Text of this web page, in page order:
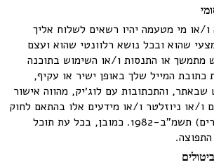
ו/או מי מטעמה יהיו רשאים לשלוח אליך
שהוא ובכל נושא רלוונטי שהוא ועצם
מתמשך או התנסות ו/או השימוש בתוכנה
המייל שלך באופן ישיר או עקיף,
והתכתובות עם לוג׳יק, מהווה אישור
ו/או ניוזלטר ו/או מידעים אלו בהתאם לחוק
התקשורת (בזק ושידורים) תשמ”ב-1982. כמובן, בכל עת תוכל